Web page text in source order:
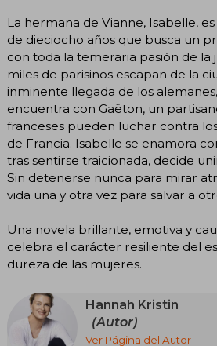
La hermana de Vianne, Isabelle,
de dieciocho años que busca un
con toda la temeraria pasión de la
miles de parisinos escapan de la
inminente llegada de los
encuentra con Gaëton, un
franceses pueden luchar contra
de Francia. Isabelle se enamora
tras sentirse traicionada, decide
Sin detenerse nunca para mirar
vida una y otra vez para salvar a
Una novela brillante, emotiva y
celebra el carácter resiliente del
dureza de las mujeres.
Hannah Kristin
(Autor)
Ver Página del Autor